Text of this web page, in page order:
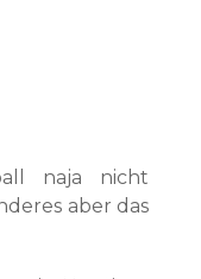
naja nicht
aber das